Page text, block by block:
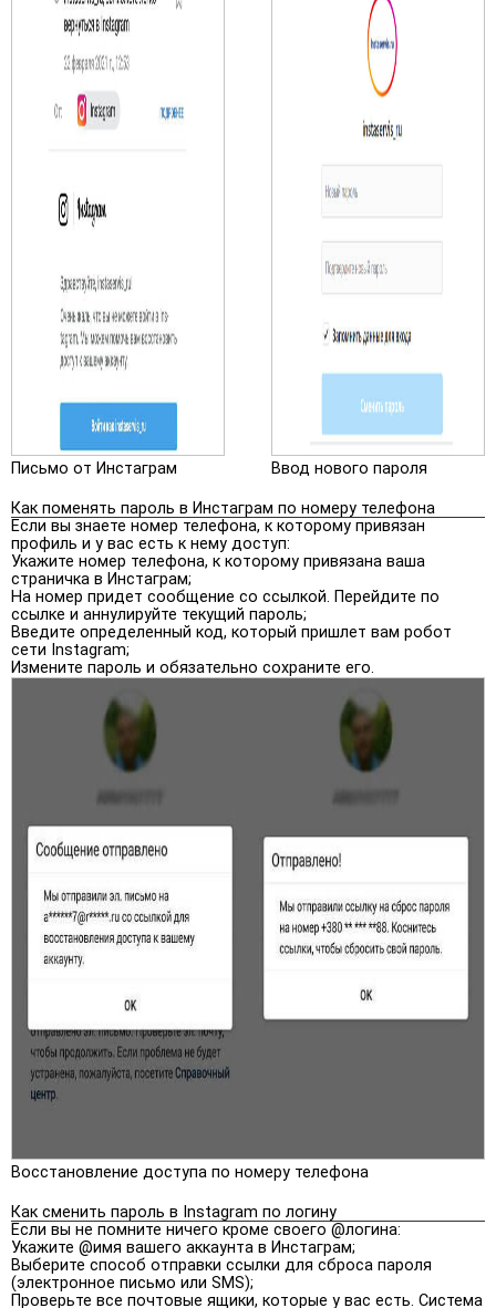
Письмо от Инстаграм Ввод нового пароля
Как поменять пароль в Инстаграм по номеру телефона
Если вы знаете номер телефона, к которому привязан
профиль и у вас есть к нему доступ:
Укажите номер телефона, к которому привязана ваша
страничка в Инстаграм;
На номер придет сообщение со ссылкой. Перейдите по
ссылке и аннулируйте текущий пароль;
Введите определенный код, который пришлет вам робот
сети Instagram;
Измените пароль и обязательно сохраните его.
Восстановление доступа по номеру телефона
Как сменить пароль в Instagram по логину
Если вы не помните ничего кроме своего @логина:
Укажите @имя вашего аккаунта в Инстаграм;
Выберите способ отправки ссылки для сброса пароля
(электронное письмо или SMS);
Проверьте все почтовые ящики, которые у вас есть. Система